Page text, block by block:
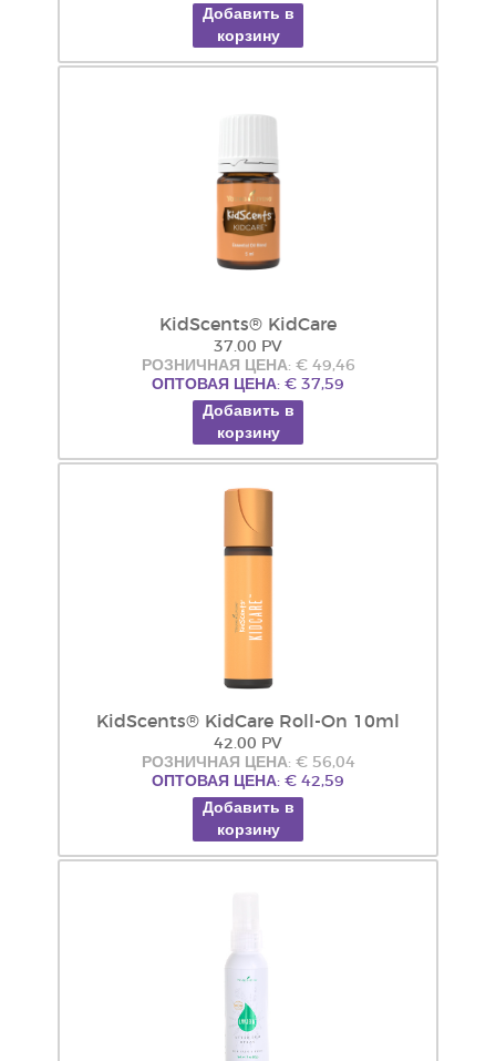
Добавить в
корзину
KidScents® KidCare
37.00 PV
РОЗНИЧНАЯ ЦЕНА: € 49,46
ОПТОВАЯ ЦЕНА: € 37,59
Добавить в
корзину
KidScents® KidCare Roll-On 10ml
42.00 PV
РОЗНИЧНАЯ ЦЕНА: € 56,04
ОПТОВАЯ ЦЕНА: € 42,59
Добавить в
корзину